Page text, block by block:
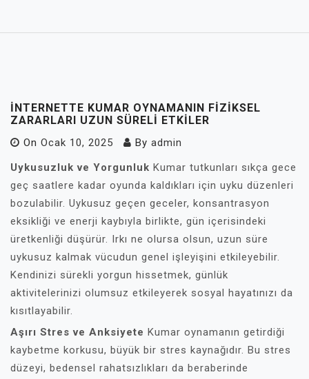
İNTERNETTE KUMAR OYNAMANIN FIZIKSEL
ZARARLARI UZUN SÜRELI ETKILER
On Ocak 10, 2025 By admin
Uykusuzluk ve Yorgunluk Kumar tutkunları sıkça gece
geç saatlere kadar oyunda kaldıkları için uyku düzenleri
bozulabilir. Uykusuz geçen geceler, konsantrasyon
eksikliği ve enerji kaybıyla birlikte, gün içerisindeki
üretkenliği düşürür. Irkı ne olursa olsun, uzun süre
uykusuz kalmak vücudun genel işleyişini etkileyebilir.
Kendinizi sürekli yorgun hissetmek, günlük
aktivitelerinizi olumsuz etkileyerek sosyal hayatınızı da
kısıtlayabilir.
Aşırı Stres ve Anksiyete Kumar oynamanın getirdiği
kaybetme korkusu, büyük bir stres kaynağıdır. Bu stres
düzeyi, bedensel rahatsızlıkları da beraberinde